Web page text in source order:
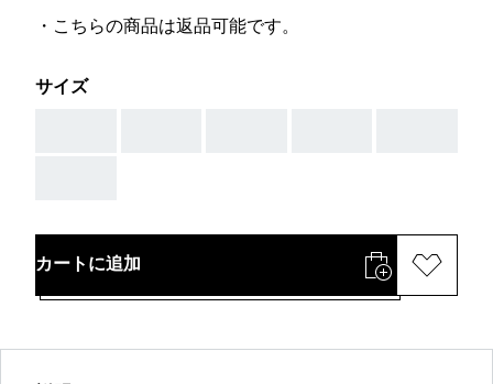
・こちらの商品は返品可能です。
サイズ
カートに追加